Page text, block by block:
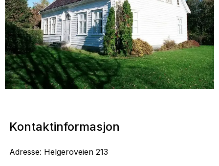
Kontaktinformasjon
Adresse: Helgeroveien 213